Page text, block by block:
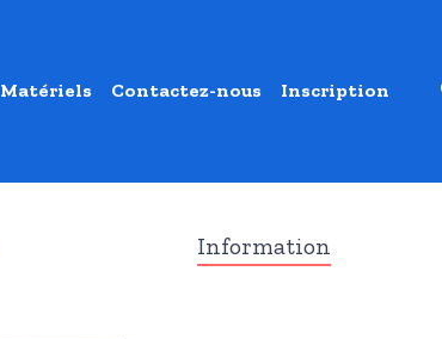
Matériels Contactez-nous Inscription
Information